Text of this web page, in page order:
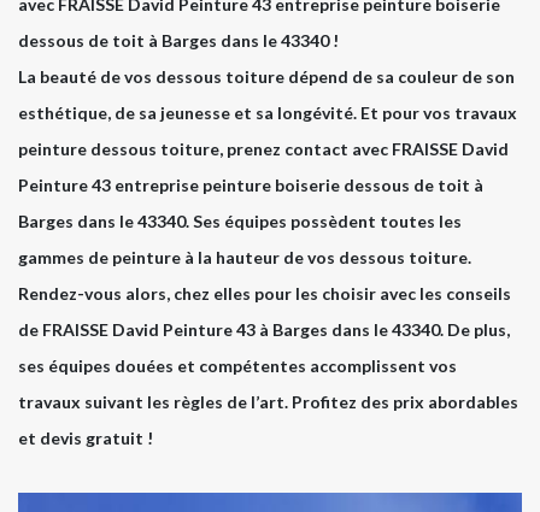
avec FRAISSE David Peinture 43 entreprise peinture boiserie
dessous de toit à Barges dans le 43340 !
La beauté de vos dessous toiture dépend de sa couleur de son
esthétique, de sa jeunesse et sa longévité. Et pour vos travaux
peinture dessous toiture, prenez contact avec FRAISSE David
Peinture 43 entreprise peinture boiserie dessous de toit à
Barges dans le 43340. Ses équipes possèdent toutes les
gammes de peinture à la hauteur de vos dessous toiture.
Rendez-vous alors, chez elles pour les choisir avec les conseils
de FRAISSE David Peinture 43 à Barges dans le 43340. De plus,
ses équipes douées et compétentes accomplissent vos
travaux suivant les règles de l’art. Profitez des prix abordables
et devis gratuit !